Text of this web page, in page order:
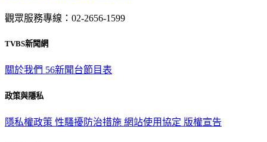
觀眾服務專線：02-2656-1599
TVBS新聞網
關於我們 56新聞台節目表
政策與隱私
隱私權政策 性騷擾防治措施 網站使用協定 版權宣告